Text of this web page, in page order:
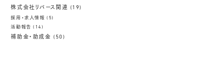
株式会社リバース関連 (19)
採用・求人情報 (5)
活動報告 (14)
補助金・助成金 (50)